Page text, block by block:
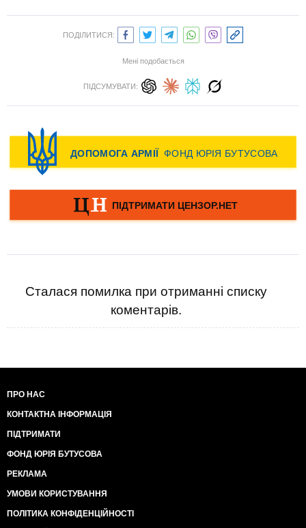
ПОДІЛИТИСЯ:
Мені подобається
ПІДСУМУВАТИ:
Сталася помилка при отриманні списку
коментарів.
ПРО НАС
КОНТАКТНА ІНФОРМАЦІЯ
ПІДТРИМАТИ
ФОНД ЮРІЯ БУТУСОВА
РЕКЛАМА
УМОВИ КОРИСТУВАННЯ
ПОЛІТИКА КОНФІДЕНЦІЙНОСТІ